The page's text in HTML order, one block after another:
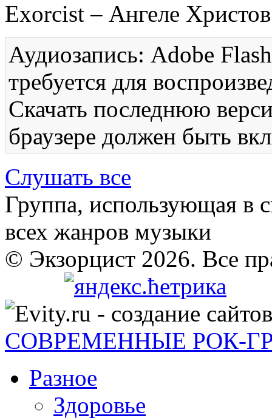
Exorcist – Ангеле Христов
Аудиозапись: Adobe
требуется для
Скачать последнюю
браузере должен быть
Слушать все
Группа, использующая в
всех жанров музыки
© Экзорцист 2026. Все
СОВРЕМЕННЫЕ РОК-
Разное
Здоровье